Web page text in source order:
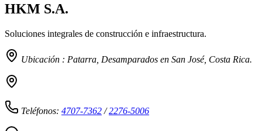
HKM S.A.
Soluciones integrales de construcción e infraestructura.
Ubicación : Patarra, Desamparados en San José, Costa Rica.
Teléfonos: 4707-7362 /2276-5006